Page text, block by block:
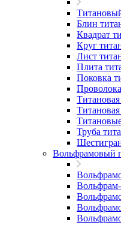
Блин
Квадрат
Круг
Лист
Плита
Поковка
Титановая
Труба
Вольфрамовый
Вольфрам-